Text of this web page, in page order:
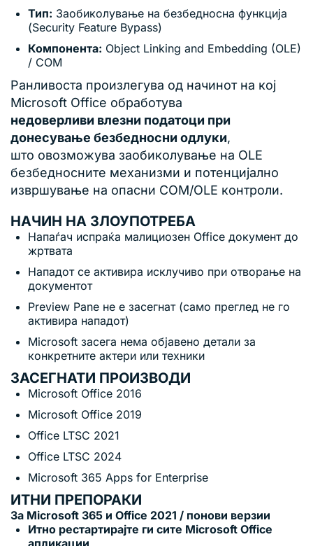
Тип: Заобиколување на безбедносна функција
(Security Feature Bypass)
Компонента: Object Linking and Embedding (OLE)
/ COM
Ранливоста произлегува од начинот на кој
Microsoft Office обработува
недоверливи влезни податоци при
донесување безбедносни одлуки,
што овозможува заобиколување на OLE
безбедносните механизми и потенцијално
извршување на опасни COM/OLE контроли.
НАЧИН НА ЗЛОУПОТРЕБА
Напаѓач испраќа малициозен Office документ до
жртвата
Нападот се активира исклучиво при отворање на
документот
Preview Pane не е засегнат (само преглед не го
активира нападот)
Microsoft засега нема објавено детали за
конкретните актери или техники
ЗАСЕГНАТИ ПРОИЗВОДИ
Microsoft Office 2016
Microsoft Office 2019
Office LTSC 2021
Office LTSC 2024
Microsoft 365 Apps for Enterprise
ИТНИ ПРЕПОРАКИ
За Microsoft 365 и Office 2021 / понови верзии
Итно рестартирајте ги сите Microsoft Office
апликации